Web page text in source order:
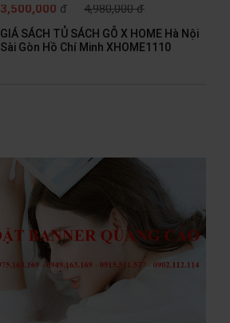
3,500,000 đ 4,980,000 đ
GIÁ SÁCH TỦ SÁCH GỖ X HOME Hà Nội
Sài Gòn Hồ Chí Minh XHOME1110